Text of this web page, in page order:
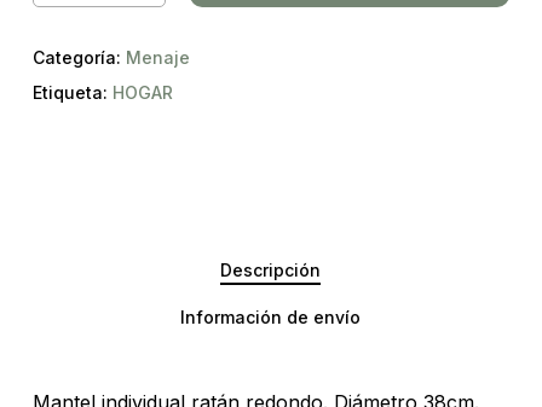
Categoría: Menaje
Etiqueta: HOGAR
Descripción
Información de envío
Mantel individual ratán redondo. Diámetro 38cm.